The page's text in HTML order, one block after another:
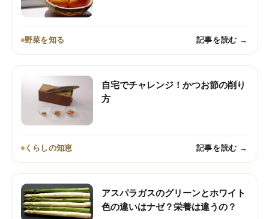
野菜を知る 記事を読む →
自宅でチャレンジ！かつお節の削り
方
くらしの知恵 記事を読む →
アスパラガスのグリーンとホワイト
色の違いはナゼ？栄養は違うの？